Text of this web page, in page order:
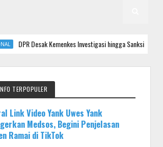
Kemenkes Investigasi hingga Sanksi Para Nakes yang
TERPOPULER
Link Video Yank Uwes Yank
Medsos, Begini Penjelasan
Ramai di TikTok